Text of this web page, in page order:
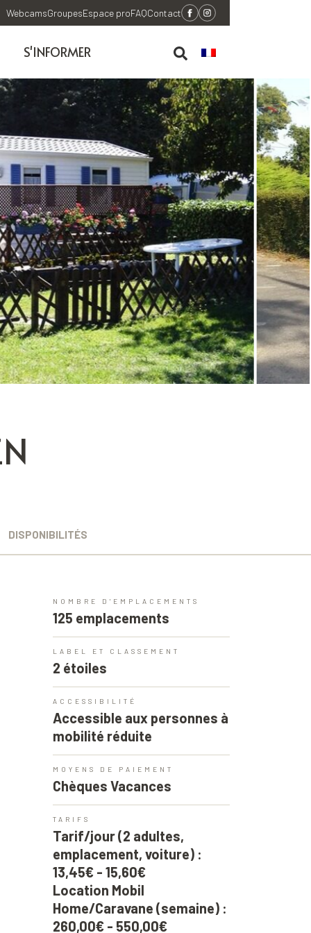
WebcamsGroupesEspace proFAQContact
S'INFORMER
DISPONIBILITÉS
NOMBRE D'EMPLACEMENTS
125 emplacements
LABEL ET CLASSEMENT
2 étoiles
ACCESSIBILITÉ
Accessible aux personnes à
mobilité réduite
MOYENS DE PAIEMENT
Chèques Vacances
TARIFS
Tarif/jour (2 adultes,
emplacement, voiture) :
13,45€ - 15,60€
Location Mobil
Home/Caravane (semaine) :
260,00€ - 550,00€